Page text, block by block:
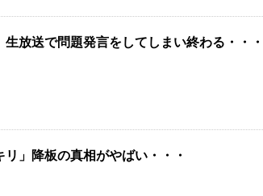
生放送で問題発言をしてしまい終わる・・・
リ」降板の真相がやばい・・・